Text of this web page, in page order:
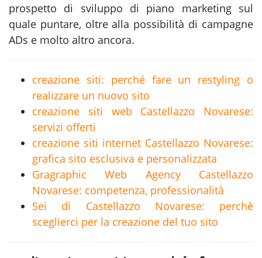
prospetto di sviluppo di piano marketing sul
quale puntare, oltre alla possibilità di campagne
ADs e molto altro ancora.
creazione siti: perché fare un restyling o
realizzare un nuovo sito
creazione siti web Castellazzo Novarese:
servizi offerti
creazione siti internet Castellazzo Novarese:
grafica sito esclusiva e personalizzata
Gragraphic Web Agency Castellazzo
Novarese: competenza, professionalità
Sei di Castellazzo Novarese: perchè
sceglierci per la creazione del tuo sito